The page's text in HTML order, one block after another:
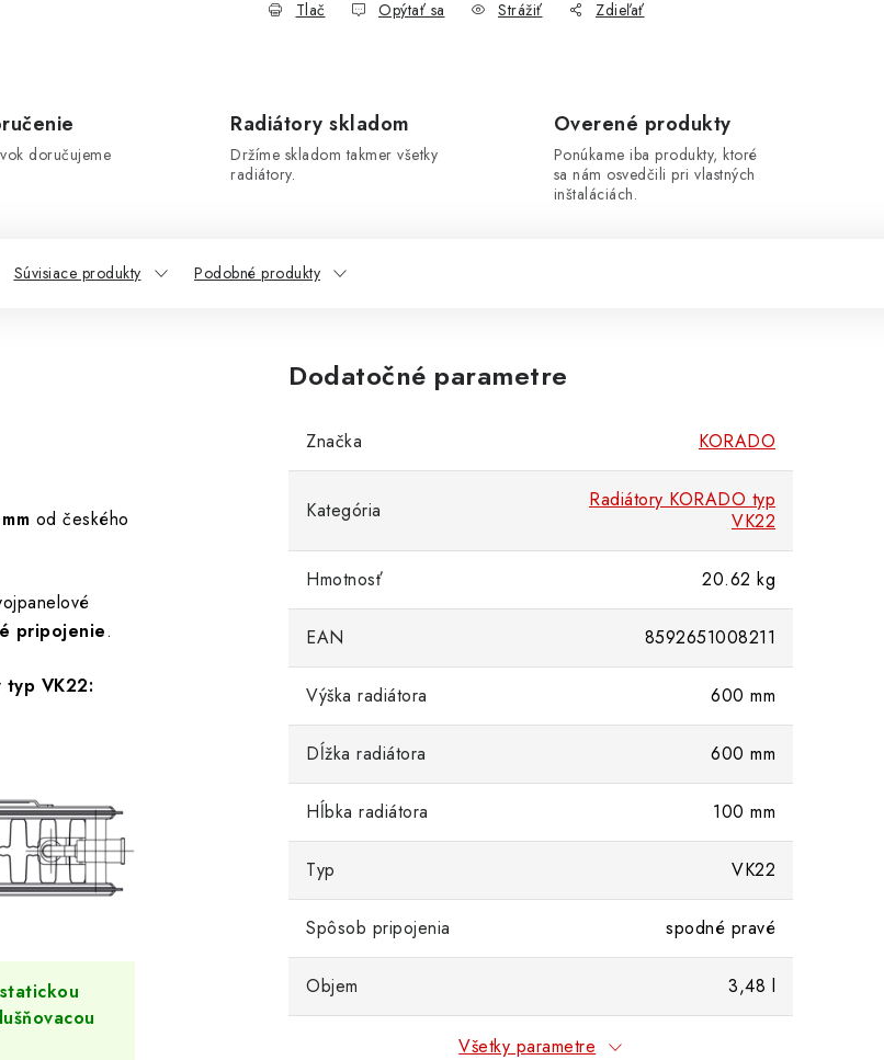
Tlač Opýtať sa Strážiť Zdieľať
doručujeme
Radiátory skladom
Držíme skladom takmer všetky
radiátory.
Overené produkty
Ponúkame iba produkty, ktoré
sa nám osvedčili pri vlastných
inštaláciách.
Súvisiace produkty Podobné produkty
od českého
pripojenie.
VK22:
Dodatočné parametre
Značka KORADO
Kategória
Radiátory KORADO typ
VK22
Hmotnosť 20.62 kg
EAN 8592651008211
Výška radiátora 600 mm
Dĺžka radiátora 600 mm
Hĺbka radiátora 100 mm
Typ VK22
Spôsob pripojenia spodné pravé
Objem 3,48 l
Všetky parametre